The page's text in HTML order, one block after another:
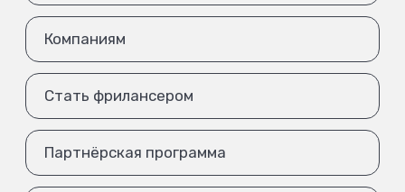
Компаниям
Стать фрилансером
Партнёрская программа